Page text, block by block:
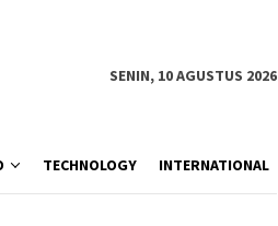
SENIN, 10 AGUSTUS 2026
TECHNOLOGY INTERNATIONAL